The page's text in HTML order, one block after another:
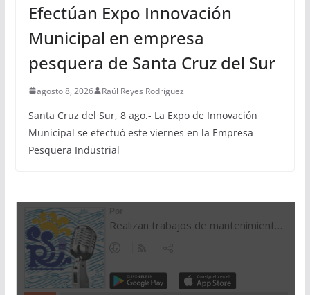
Efectúan Expo Innovación
Municipal en empresa
pesquera de Santa Cruz del Sur
agosto 8, 2026 Raúl Reyes Rodríguez
Santa Cruz del Sur, 8 ago.- La Expo de Innovación
Municipal se efectuó este viernes en la Empresa
Pesquera Industrial